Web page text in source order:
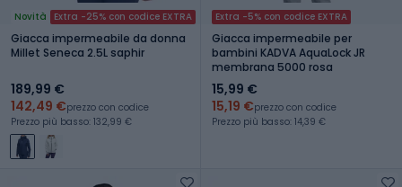
Novità Extra -25% con codice EXTRA
Giacca impermeabile da donna
Millet Seneca 2.5L saphir
189,99 €
142,49 €prezzo con codice
Prezzo più basso: 132,99 €
Extra -5% con codice EXTRA
Giacca impermeabile per
bambini KADVA AquaLock JR
membrana 5000 rosa
15,99 €
15,19 €prezzo con codice
Prezzo più basso: 14,39 €